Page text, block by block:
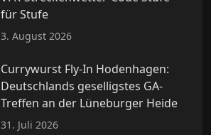
für Stufe
3. August 2026
Currywurst Fly-In Hodenhagen:
Deutschlands geselligstes GA-
Treffen an der Lüneburger Heide
31. Juli 2026